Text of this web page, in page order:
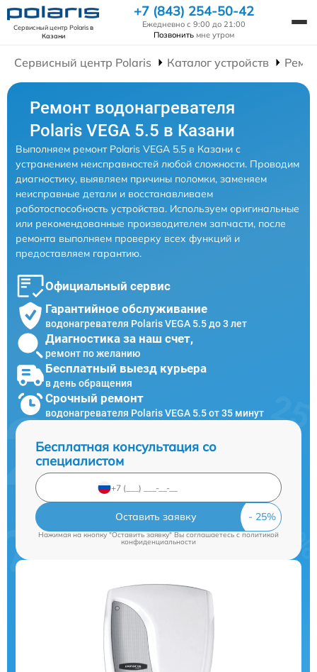
Сервисный центр Polarisв
Казани
+7 (843) 254-50-42
Ежедневно с 9:00 до 21:00
Позвонить мне утром
Сервисный центр Polaris Каталог устройств
Ремонт водонагревателя
Polaris VEGA 5.5 в Казани
Выполняем ремонт Polaris VEGA 5.5 в Казани с
устранением неисправностей любой сложности. Проводим
диагностику, выявляем причины поломки, заменяем
неисправные детали и восстанавливаем
работоспособность устройства. Используем оригинальные
или рекомендованные производителем запчасти, после
ремонта выполняем проверку всех функций и
предоставляем гарантию.
Официальный сервис
Гарантийное обслуживание
водонагревателя Polaris VEGA 5.5 до 3 лет
Диагностика за наш счет,
ремонт по желанию
Бесплатный выезд курьера
в день обращения
Срочный ремонт
водонагревателя Polaris VEGA 5.5 от 35 минут
Бесплатная консультация со
специалистом
Оставить заявку
Нажимая на кнопку "Оставить заявку" Вы соглашаетесь cполитикой
конфиденциальности